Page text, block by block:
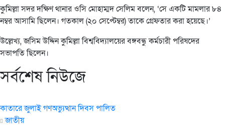
কুমিল্লা সদর দক্ষিণ থানার ওসি মোহাম্মদ সেলিম বলেন, ‘সে একটি মামলার ৮৪
নম্বর আসামি ছিলেন। গতকাল (২০ সেপ্টেম্বর) তাকে গ্রেফতার করা হয়েছে।’
উল্লেখ্য, জসিম উদ্দিন কুমিল্লা বিশ্ববিদ্যালয়ের বঙ্গবন্ধু কর্মচারী পরিষদের
সভাপতি ছিলেন।
সর্বশেষ নিউজে
কাতারে জুলাই গণঅভ্যুত্থান দিবস পালিত
জাতীয়